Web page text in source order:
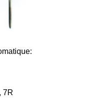
7R